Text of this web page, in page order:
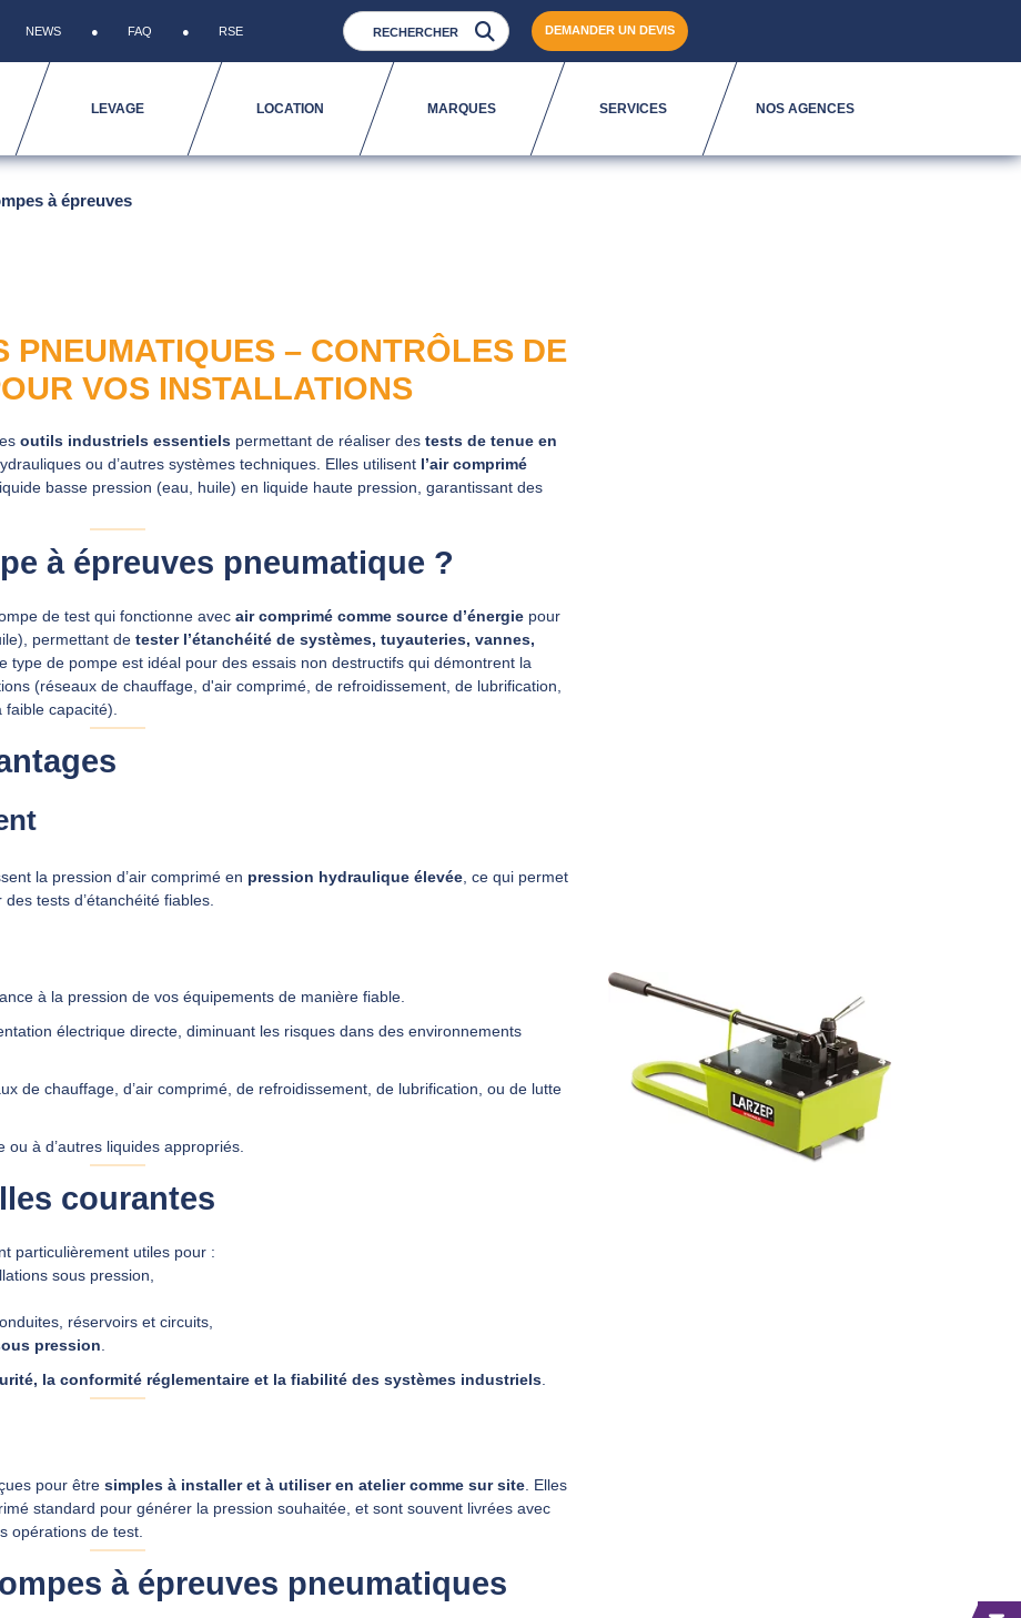
NEWS FAQ RSE DEMANDER UN DEVIS
LEVAGE LOCATION MARQUES SERVICES NOS AGENCES
à épreuves
PNEUMATIQUES – CONTRÔLES DE
VOS INSTALLATIONS
outils industriels essentiels permettant de réaliser des tests de tenue en
ou d’autres systèmes techniques. Elles utilisent l’air comprimé
basse pression (eau, huile) en liquide haute pression, garantissant des
à épreuves pneumatique ?
de test qui fonctionne avec air comprimé comme source d’énergie pour
permettant de tester l’étanchéité de systèmes, tuyauteries, vannes,
type de pompe est idéal pour des essais non destructifs qui démontrent la
(réseaux de chauffage, d'air comprimé, de refroidissement, de lubrification,
capacité).
la pression d’air comprimé en pression hydraulique élevée , ce qui permet
tests d’étanchéité fiables.
à la pression de vos équipements de manière fiable.
électrique directe, diminuant les risques dans des environnements
de chauffage, d’air comprimé, de refroidissement, de lubrification, ou de lutte
ou à d’autres liquides appropriés.
courantes
particulièrement utiles pour :
sous pression,
réservoirs et circuits,
pression
la conformité réglementaire et la fiabilité des systèmes industriels
pour être simples à installer et à utiliser en atelier comme sur site . Elles
standard pour générer la pression souhaitée, et sont souvent livrées avec
opérations de test.
à épreuves pneumatiques